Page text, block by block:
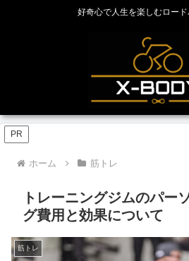
好奇心で人生を楽しむロー
PR
ホーム 筋トレ
トレーニングジムのパー
グ費用と効果について
筋トレ